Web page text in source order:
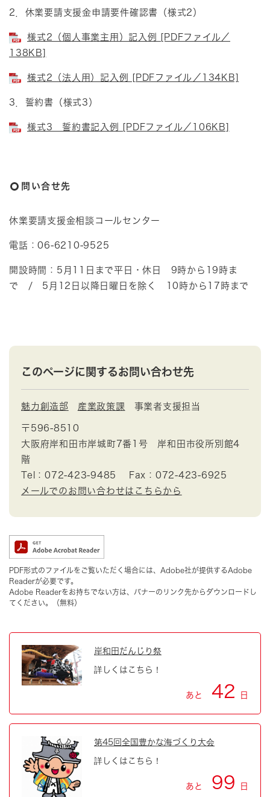
2．休業要請支援金申請要件確認書（様式2）
様式2（個人事業主用）記入例 [PDFファイル／
138KB]
様式2（法人用）記入例 [PDFファイル／134KB]
3．誓約書（様式3）
様式3 誓約書記入例 [PDFファイル／106KB]
問い合せ先
休業要請支援金相談コールセンター
電話：06-6210-9525
開設時間：5月11日まで平日・休日 9時から19時ま
で / 5月12日以降日曜日を除く 10時から17時まで
このページに関するお問い合わせ先
魅力創造部 産業政策課 事業者支援担当
〒596-8510
大阪府岸和田市岸城町7番1号 岸和田市役所別館4
階
Tel：072-423-9485
Fax：072-423-6925
メールでのお問い合わせはこちらから
PDF形式のファイルをご覧いただく場合には、Adobe社が提供するAdobe
Readerが必要です。
Adobe Readerをお持ちでない方は、バナーのリンク先からダウンロードし
てください。（無料）
岸和田だんじり祭
詳しくはこちら！
あと 42 日
第45回全国豊かな海づくり大会
詳しくはこちら！
あと 99 日